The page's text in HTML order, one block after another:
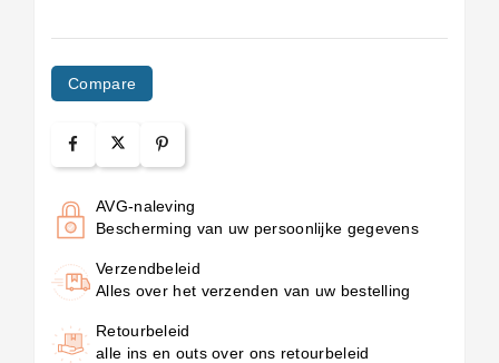
Compare
AVG-naleving
Bescherming van uw persoonlijke gegevens
Verzendbeleid
Alles over het verzenden van uw bestelling
Retourbeleid
alle ins en outs over ons retourbeleid